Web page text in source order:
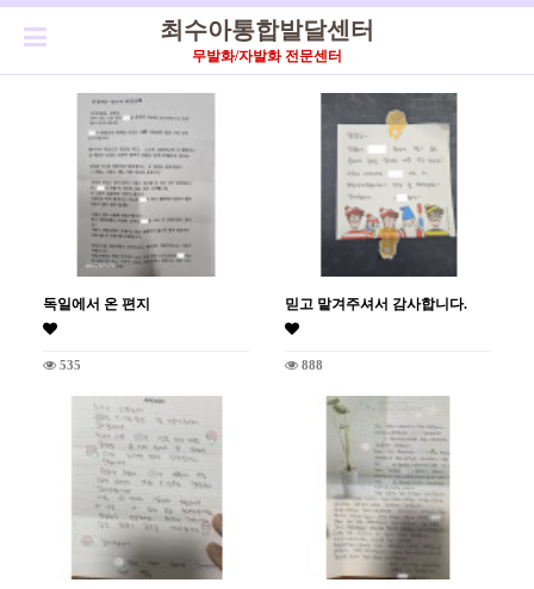
최수아통합발달센터
무발화/자발화 전문센터
독일에서 온 편지
535
믿고 맡겨주셔서 감사합니다.
888